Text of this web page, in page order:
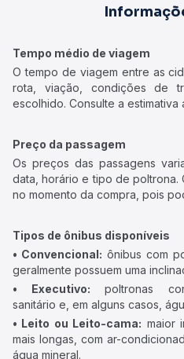
Tempo médio de viagem
O tempo de viagem entre as
rota, viação, condições de
escolhido. Consulte a
Preço da passagem
Os preços das passagens
data, horário e tipo de poltrona.
no momento da compra, pois
Tipos de ônibus disponíveis
• Convencional: ônibus com
geralmente possuem uma
• Executivo: poltronas
sanitário e, em alguns casos,
• Leito ou Leito-cama: maior
mais longas, com ar-
água mineral.